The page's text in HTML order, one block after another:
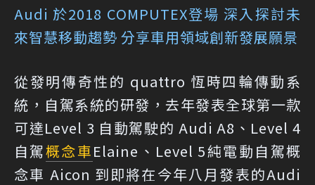
Audi 於2018 COMPUTEX登場 深入探討未
來智慧移動趨勢 分享車用領域創新發展願景
從發明傳奇性的 quattro 恆時四輪傳動系
統，自駕系統的研發，去年發表全球第一款
可達Level 3 自動駕駛的 Audi A8、Level 4
自駕概念車Elaine、Level 5純電動自駕概
念車 Aicon 到即將在今年八月發表的Audi